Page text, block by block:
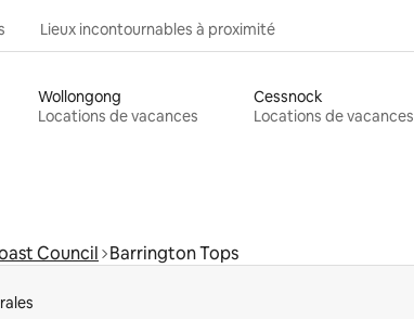
Lieux incontournables à proximité
Wollongong
Locations de vacances
Cessnock
Locations de vacances
Council Barrington Tops